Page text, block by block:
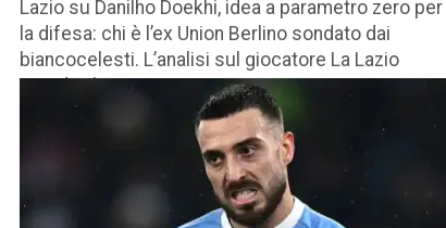
Lazio su Danilho Doekhi, idea a parametro zero per
la difesa: chi è l’ex Union Berlino sondato dai
biancocelesti. L’analisi sul giocatore La Lazio
guarda al...